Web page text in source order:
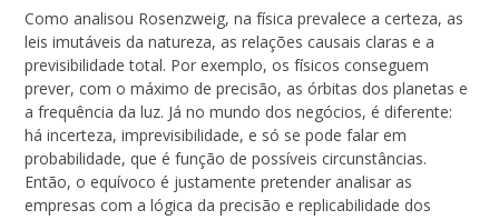
Como analisou Rosenzweig, na física prevalece a certeza, as
leis imutáveis da natureza, as relações causais claras e a
previsibilidade total. Por exemplo, os físicos conseguem
prever, com o máximo de precisão, as órbitas dos planetas e
a frequência da luz. Já no mundo dos negócios, é diferente:
há incerteza, imprevisibilidade, e só se pode falar em
probabilidade, que é função de possíveis circunstâncias.
Então, o equívoco é justamente pretender analisar as
empresas com a lógica da precisão e replicabilidade dos